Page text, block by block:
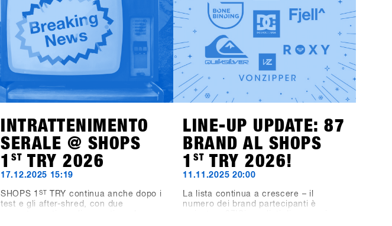
INTRATTENIMENTO
SERALE @ SHOPS
1
ST TRY 2026
17.12.2025 15:19
SHOPS 1 ST
TRY continua anche dopo i
test e gli after-shred, con due
LINE-UP UPDATE: 87
BRAND AL SHOPS
1
ST TRY 2026!
11.11.2025 20:00
La lista continua a crescere – il
numero dei brand partecipanti è